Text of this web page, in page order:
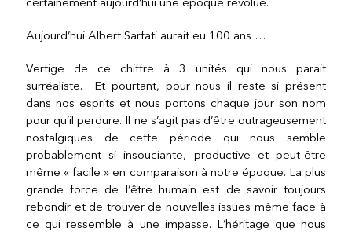
certainement aujourd’hui une époque révolue.
Aujourd’hui Albert Sarfati aurait eu 100 ans …
Vertige de ce chiffre à 3 unités qui nous parait
surréaliste. Et pourtant, pour nous il reste si présent
dans nos esprits et nous portons chaque jour son nom
pour qu’il perdure. Il ne s’agit pas d’être outrageusement
nostalgiques de cette période qui nous semble
probablement si insouciante, productive et peut-être
même « facile » en comparaison à notre époque. La plus
grande force de l’être humain est de savoir toujours
rebondir et de trouver de nouvelles issues même face à
ce qui ressemble à une impasse. L’héritage que nous